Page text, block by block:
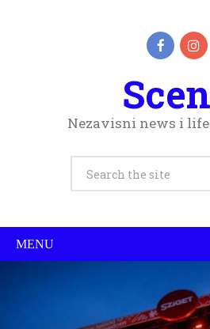
Nezavisni news i
MENU